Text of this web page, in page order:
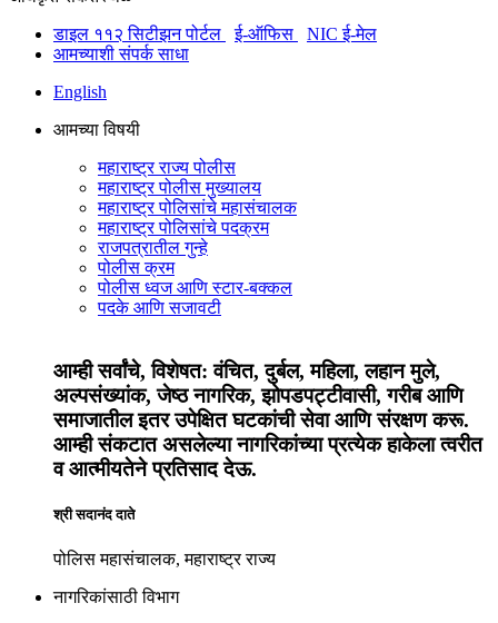
डाइल ११२ सिटीझन पोर्टल
ई-ऑफिस
NIC ई-मेल
आमच्याशी संपर्क साधा
English
आमच्या विषयी
महाराष्ट्र राज्य पोलीस
महाराष्ट्र पोलीस मुख्यालय
महाराष्ट्र पोलिसांचे महासंचालक
महाराष्ट्र पोलिसांचे पदक्रम
राजपत्रातील गुन्हे
पोलीस क्रम
पोलीस ध्वज आणि स्टार-बक्कल
पदके आणि सजावटी
आम्ही सर्वांचे, विशेषत: वंचित, दुर्बल, महिला, लहान मुले,
अल्पसंख्यांक, जेष्ठ नागरिक, झोपडपट्टीवासी, गरीब आणि
समाजातील इतर उपेक्षित घटकांची सेवा आणि संरक्षण करू.
आम्ही संकटात असलेल्या नागरिकांच्या प्रत्येक हाकेला त्वरीत
व आत्मीयतेने प्रतिसाद देऊ.
श्री सदानंद दाते
पोलिस महासंचालक, महाराष्ट्र राज्य
नागरिकांसाठी विभाग